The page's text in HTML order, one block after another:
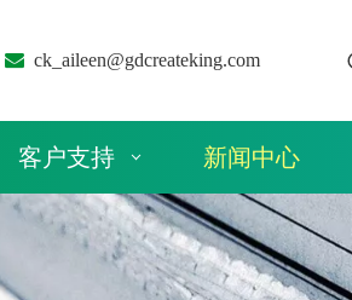
 ck_aileen@gdcreateking.com
客户支持 新闻中心